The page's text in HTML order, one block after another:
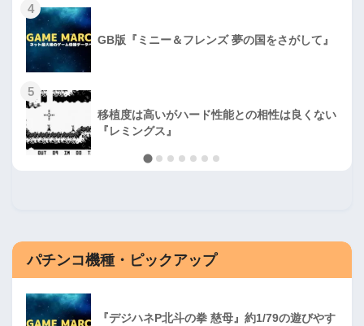
4
GB版『ミニー＆フレンズ 夢の国をさがして』
5
移植度は高いがハード性能との相性は良くない
『レミングス』
パチンコ機種・ピックアップ
『デジハネP北斗の拳 慈母』約1/79の遊びやす